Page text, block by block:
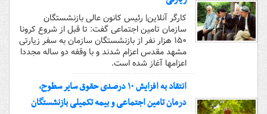
کارگر آنلاین| رئیس کانون عالی بازنشستگان
سازمان تامین اجتماعی گفت: تا قبل از شروع کرونا
۱۵۰ هزار نفر از بازنشستگان سازمان به سفر زیارتی
مشهد مقدس اعزام شدند و با وقفه دو ساله مجددا
اعزامها آغاز شده است.
انتقاد به افزایش ۱۰ درصدی حقوق سایر سطوح،
درمان تامین اجتماعی و بیمه تکمیلی بازنشستگان